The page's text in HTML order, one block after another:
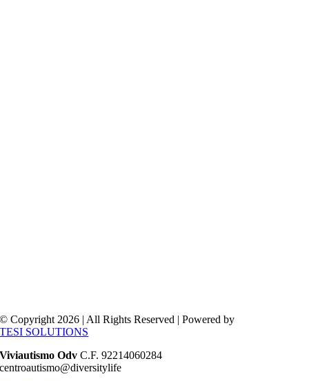
© Copyright 2026 | All Rights Reserved | Powered by
TESI SOLUTIONS
Viviautismo Odv C.F. 92214060284
centroautismo@diversitylife